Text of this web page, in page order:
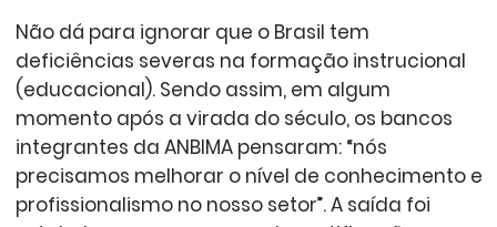
Não dá para ignorar que o Brasil tem
deficiências severas na formação instrucional
(educacional). Sendo assim, em algum
momento após a virada do século, os bancos
integrantes da ANBIMA pensaram: “nós
precisamos melhorar o nível de conhecimento e
profissionalismo no nosso setor”. A saída foi